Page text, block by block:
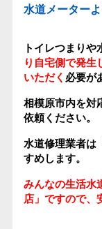
水道メーター
トイレつまりや
り自宅側で発生
いただく 必要が
相模原市内を対
依頼ください。
水道修理業者は
すめします。
みんなの生活水
店」ですので、